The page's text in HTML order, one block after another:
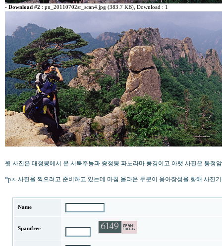
- Download #2 : pn_20110702sr_scan4.jpg (383.7 KB) , Download : 1
윗 사진은 대청봉에서 본 서북주능과 중청봉 파노라마 풍경이고 아랫 사진은 봉정
*p.s. 사진을 찍으려고 준비하고 있는데 마침 올라온 두분이 용아장성을 향해 사
Name
Spamfree